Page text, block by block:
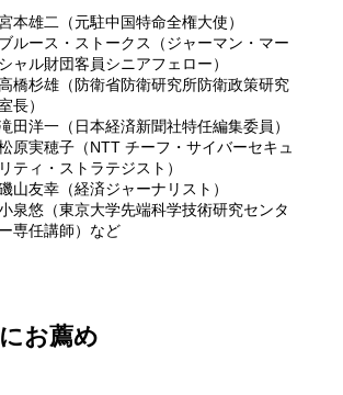
本雄二（元駐中国特命全権大使）
ブルース・ストークス（ジャーマン・マー
シャル財団客員シニアフェロー）
橋杉雄（防衛省防衛研究所防衛政策研究
長）
田洋一（日本経済新聞社特任編集委員）
原実穂子（NTT チーフ・サイバーセキュ
リティ・ストラテジスト）
山友幸（経済ジャーナリスト）
泉悠（東京大学先端科学技術研究センタ
ー専任講師）など
お薦め